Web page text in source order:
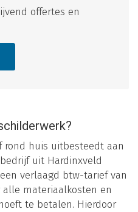
offertes en
rond huis uitbesteedt aan
uit Hardinxveld
verlaagd btw-tarief van
materiaalkosten en
te betalen. Hierdoor